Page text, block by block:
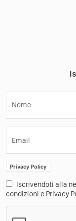
Nome
Email
Privacy Policy
Iscrivendoti alla
condizioni e Privacy